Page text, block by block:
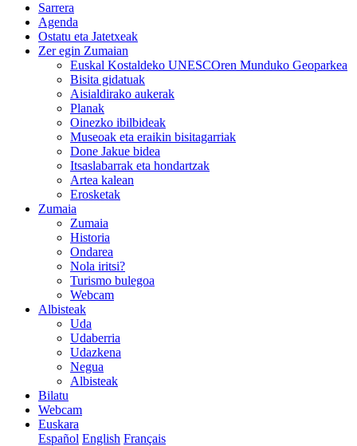
Sarrera
Agenda
Ostatu eta Jatetxeak
Zer egin Zumaian
Euskal Kostaldeko UNESCOren Munduko Geoparkea
Bisita gidatuak
Aisialdirako aukerak
Planak
Oinezko ibilbideak
Museoak eta eraikin bisitagarriak
Done Jakue bidea
Itsaslabarrak eta hondartzak
Artea kalean
Erosketak
Zumaia
Zumaia
Historia
Ondarea
Nola iritsi?
Turismo bulegoa
Webcam
Albisteak
Uda
Udaberria
Udazkena
Negua
Albisteak
Bilatu
Webcam
Euskara
Español English Français